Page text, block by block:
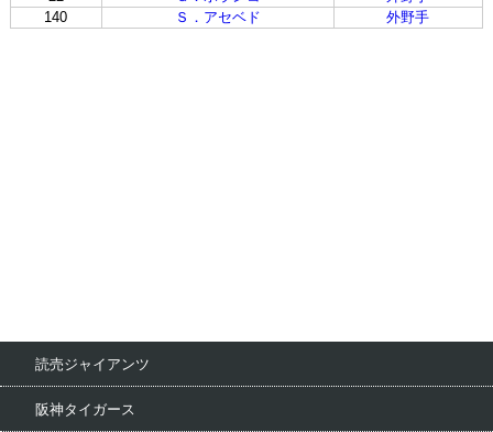
140
Ｓ．アセベド 外野手
読売ジャイアンツ
阪神タイガース